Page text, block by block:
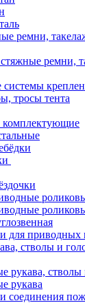
ремни,
ремни,
тросы тента
для приводных
стволы и
рукава, стволы
рукава
соединения